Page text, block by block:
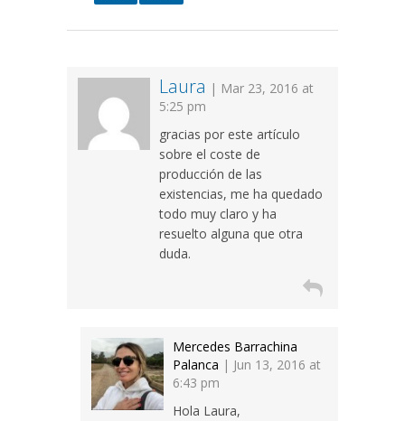
Laura | Mar 23, 2016 at
5:25 pm
gracias por este artículo
sobre el coste de
producción de las
existencias, me ha quedado
todo muy claro y ha
resuelto alguna que otra
duda.
Mercedes Barrachina
Palanca | Jun 13, 2016 at
6:43 pm
Hola Laura,